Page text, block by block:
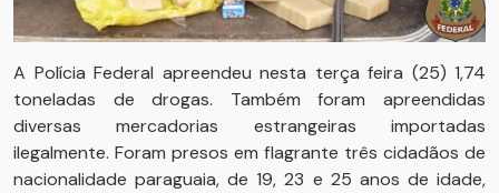
A Polícia Federal apreendeu nesta terça feira (25) 1,74
toneladas de drogas. Também foram apreendidas
diversas mercadorias estrangeiras importadas
ilegalmente. Foram presos em flagrante três cidadãos de
nacionalidade paraguaia, de 19, 23 e 25 anos de idade,